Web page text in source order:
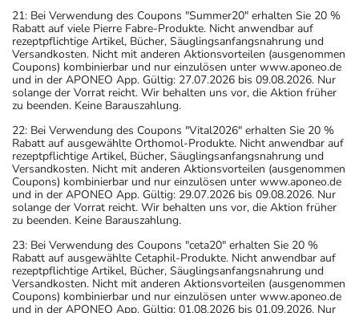
21: Bei Verwendung des Coupons "Summer20" erhalten Sie 20 %
Rabatt auf viele Pierre Fabre-Produkte. Nicht anwendbar auf
rezeptpflichtige Artikel, Bücher, Säuglingsanfangsnahrung und
Versandkosten. Nicht mit anderen Aktionsvorteilen (ausgenommen
Coupons) kombinierbar und nur einzulösen unter www.aponeo.de
und in der APONEO App. Gültig: 27.07.2026 bis 09.08.2026. Nur
solange der Vorrat reicht. Wir behalten uns vor, die Aktion früher
zu beenden. Keine Barauszahlung.
22: Bei Verwendung des Coupons "Vital2026" erhalten Sie 20 %
Rabatt auf ausgewählte Orthomol-Produkte. Nicht anwendbar auf
rezeptpflichtige Artikel, Bücher, Säuglingsanfangsnahrung und
Versandkosten. Nicht mit anderen Aktionsvorteilen (ausgenommen
Coupons) kombinierbar und nur einzulösen unter www.aponeo.de
und in der APONEO App. Gültig: 29.07.2026 bis 09.08.2026. Nur
solange der Vorrat reicht. Wir behalten uns vor, die Aktion früher
zu beenden. Keine Barauszahlung.
23: Bei Verwendung des Coupons "ceta20" erhalten Sie 20 %
Rabatt auf ausgewählte Cetaphil-Produkte. Nicht anwendbar auf
rezeptpflichtige Artikel, Bücher, Säuglingsanfangsnahrung und
Versandkosten. Nicht mit anderen Aktionsvorteilen (ausgenommen
Coupons) kombinierbar und nur einzulösen unter www.aponeo.de
und in der APONEO App. Gültig: 01.08.2026 bis 01.09.2026. Nur